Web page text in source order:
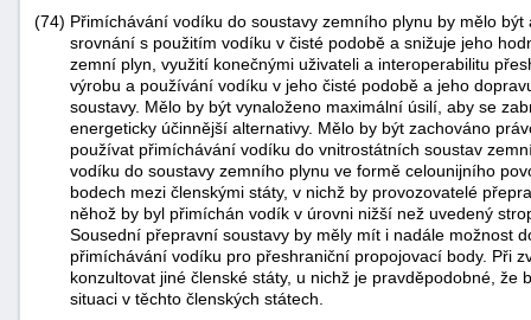
(74) Přimíchávání vodíku do soustavy zemního plynu by mělo
srovnání s použitím vodíku v čisté podobě a snižuje jeho
zemní plyn, využití konečnými uživateli a interoperabilitu
výrobu a používání vodíku v jeho čisté podobě a jeho
soustavy. Mělo by být vynaloženo maximální úsilí, aby se
energeticky účinnější alternativy. Mělo by být zachováno
používat přimíchávání vodíku do vnitrostátních soustav
vodíku do soustavy zemního plynu ve formě celounijního
bodech mezi členskými státy, v nichž by provozovatelé
něhož by byl přimíchán vodík v úrovni nižší než uvedený
Sousední přepravní soustavy by měly mít i nadále možnost
přimíchávání vodíku pro přeshraniční propojovací body. Při
konzultovat jiné členské státy, u nichž je pravděpodobné,
situaci v těchto členských státech.